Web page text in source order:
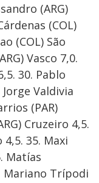
(ARG)
(COL)
(COL) São
Vasco 7,0.
30. Pablo
Valdivia
(PAR)
Cruzeiro 4,5.
4,5. 35. Maxi
Matías
Mariano Trípodi